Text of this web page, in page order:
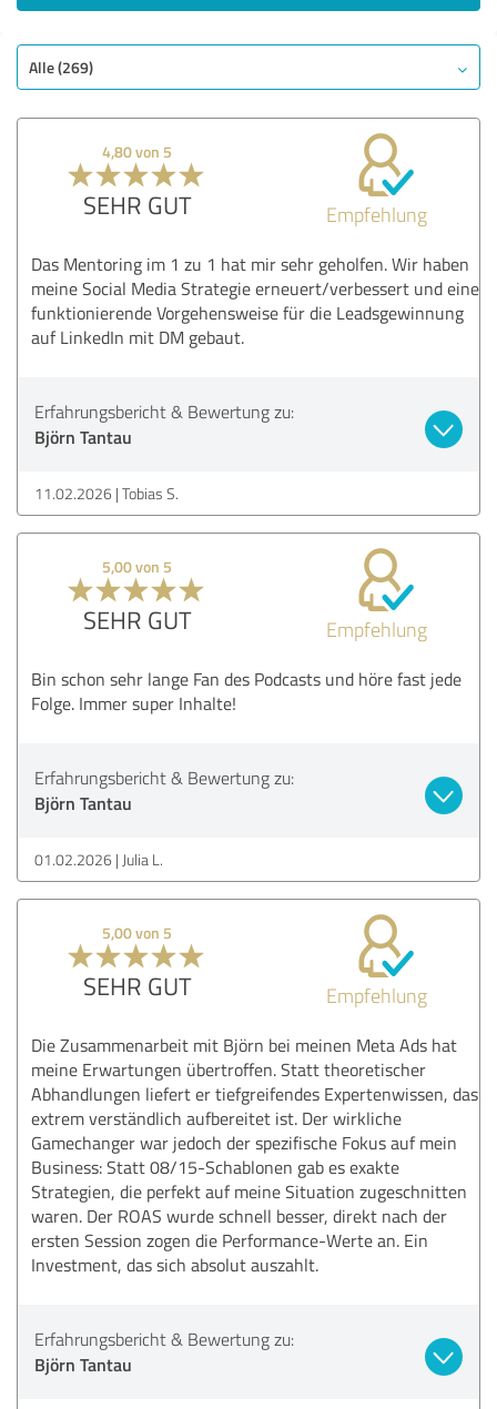
Alle (269)
4,80 von 5
SEHR GUT Empfehlung
Das Mentoring im 1 zu 1 hat mir sehr geholfen. Wir haben
meine Social Media Strategie erneuert/verbessert und eine
funktionierende Vorgehensweise für die Leadsgewinnung
auf LinkedIn mit DM gebaut.
Erfahrungsbericht & Bewertung zu:
Björn Tantau
11.02.2026 Tobias S.
5,00 von 5
SEHR GUT Empfehlung
Bin schon sehr lange Fan des Podcasts und höre fast jede
Folge. Immer super Inhalte!
Erfahrungsbericht & Bewertung zu:
Björn Tantau
01.02.2026 Julia L.
5,00 von 5
SEHR GUT Empfehlung
Die Zusammenarbeit mit Björn bei meinen Meta Ads hat
meine Erwartungen übertroffen. Statt theoretischer
Abhandlungen liefert er tiefgreifendes Expertenwissen, das
extrem verständlich aufbereitet ist. Der wirkliche
Gamechanger war jedoch der spezifische Fokus auf mein
Business: Statt 08/15-Schablonen gab es exakte
Strategien, die perfekt auf meine Situation zugeschnitten
waren. Der ROAS wurde schnell besser, direkt nach der
ersten Session zogen die Performance-Werte an. Ein
Investment, das sich absolut auszahlt.
Erfahrungsbericht & Bewertung zu:
Björn Tantau